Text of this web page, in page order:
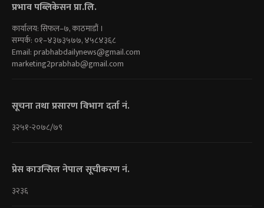
प्रभाव पब्लिकेसन प्रा.लि.
कार्यालय: सिफल–७, काठमाडौं ।
सम्पर्क: ०१–४३७३५७७, ४५८४३६८
Email:prabhabdailynews@gmail.com
marketing2prabhab@gmail.com
सूचना तथा प्रसारण विभाग दर्ता नं.
३२५१-२०७८/७९
प्रेस काउन्सिल नेपाल सूचीकरण नं.
३२३६